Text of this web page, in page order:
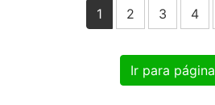
Ir para página
1 2 3 4